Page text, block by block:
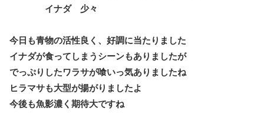
イナダ 少々
今日も青物の活性良く、好調に当たりました
イナダが食ってしまうシーンもありましたが
でっぷりしたワラサが喰いっ気ありましたね
ヒラマサも大型が揚がりましたよ
今後も魚影濃く期待大ですね